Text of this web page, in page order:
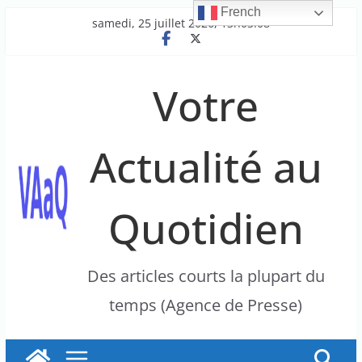
samedi, 25 juillet 2026, 13h03:08
Votre
Actualité au
Quotidien
Des articles courts la plupart du
temps (Agence de Presse)
French